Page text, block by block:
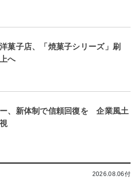
菓子店、「焼菓子シリーズ」刷
へ
、新体制で信頼回復を 企業風土
2026.08.06付